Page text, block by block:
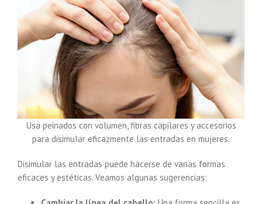
Usa peinados con volumen, fibras capilares y accesorios
para disimular eficazmente las entradas en mujeres.
Disimular las entradas puede hacerse de varias formas
eficaces y estéticas. Veamos algunas sugerencias: